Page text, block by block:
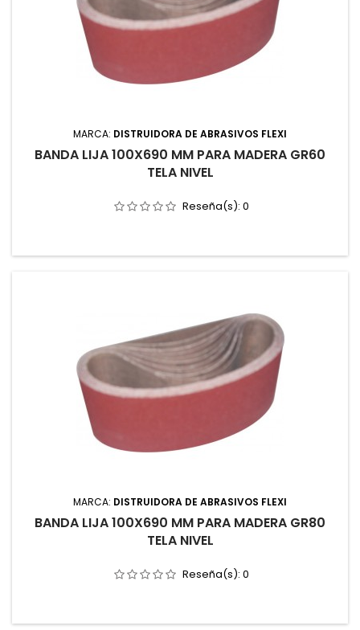
MARCA: DISTRUIDORA DE ABRASIVOS FLEXI
BANDA LIJA 100X690 MM PARA MADERA GR60
TELA NIVEL
Reseña(s): 0
MARCA: DISTRUIDORA DE ABRASIVOS FLEXI
BANDA LIJA 100X690 MM PARA MADERA GR80
TELA NIVEL
Reseña(s): 0